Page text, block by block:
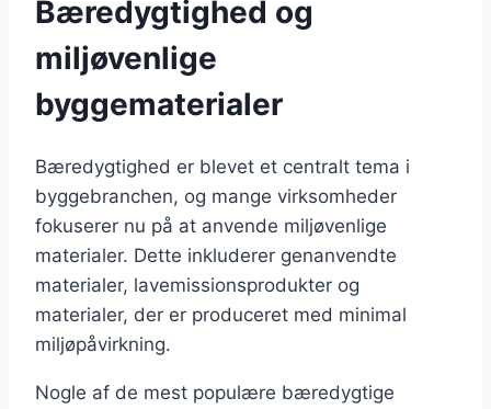
Bæredygtighed og
miljøvenlige
byggematerialer
Bæredygtighed er blevet et centralt tema i
byggebranchen, og mange virksomheder
fokuserer nu på at anvende miljøvenlige
materialer. Dette inkluderer genanvendte
materialer, lavemissionsprodukter og
materialer, der er produceret med minimal
miljøpåvirkning.
Nogle af de mest populære bæredygtige